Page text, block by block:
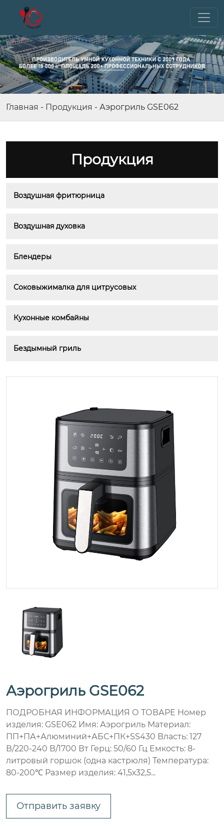
Главная - Продукция - Аэрогриль GSE062
Продукция
Воздушная фритюрница
Воздушная духовка
Блендеры
Соковыжималка для цитрусовых
Кухонные комбайны
Бездымный гриль
Аэрогриль GSE062
ПОДРОБНАЯ ИНФОРМАЦИЯ О ТОВАРЕ Номер
изделия: GSE062 Имя: Аэрогриль Материал:
ПП+ПА+Алюминий+АБС+ПК+SS430 Власть: 127
В/220-240 В/1700 Вт Герц: 50/60 Гц Емкость: 8-
литровый горшок (одна кастрюля) Температура:
80-200℃ Размер изделия: 41,5х32,5...
Отправить заявку